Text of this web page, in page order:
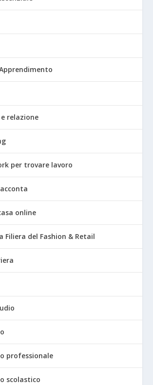
Apprendimento
relazione
per trovare lavoro
online
Filiera del Fashion & Retail
professionale
scolastico